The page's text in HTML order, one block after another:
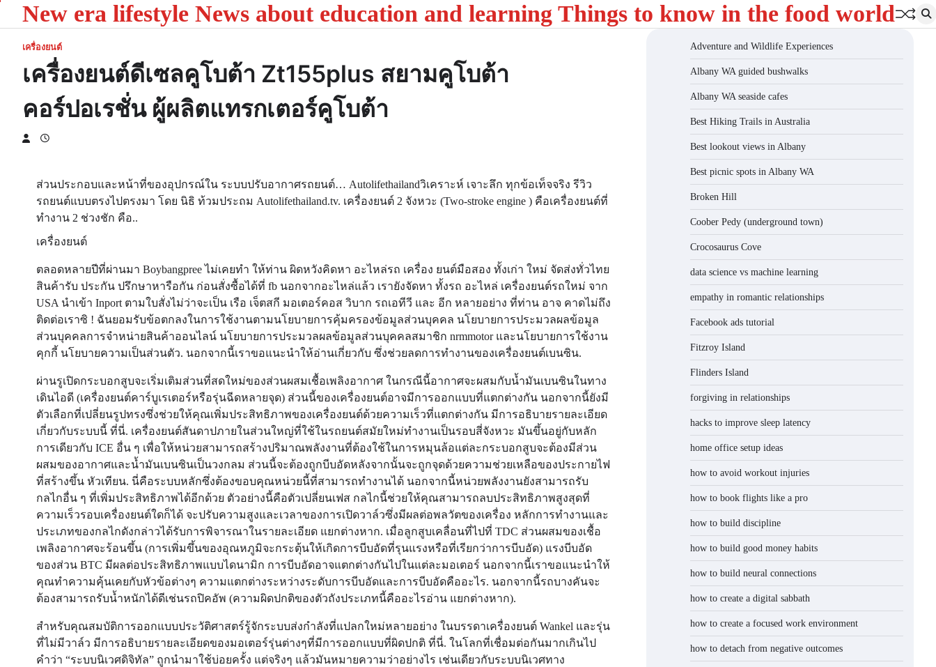
New era lifestyle News about education and learning Things to know in the food world
เครื่องยนต์
เครื่องยนต์ดีเซลคูโบต้า Zt155plus สยามคูโบต้า
คอร์ปอเรชั่น ผู้ผลิตแทรกเตอร์คูโบต้า
ส่วนประกอบและหน้าที่ของอุปกรณ์ใน ระบบปรับอากาศรถยนต์… Autolifethailandวิเคราะห์ เจาะลึก ทุกข้อเท็จจริง รีวิว
รถยนต์แบบตรงไปตรงมา โดย นิธิ ท้วมประถม Autolifethailand.tv. เครื่องยนต์ 2 จังหวะ (Two-stroke engine ) คือเครื่องยนต์ที่
ทำงาน 2 ช่วงชัก คือ..
เครื่องยนต์
ตลอดหลายปีที่ผ่านมา Boybangpree ไม่เคยทำ ให้ท่าน ผิดหวังคิดหา อะไหล่รถ เครื่อง ยนต์มือสอง ทั้งเก่า ใหม่ จัดส่งทั่วไทย
สินค้ารับ ประกัน ปรึกษาหารือกัน ก่อนสั่งซื้อได้ที่ fb นอกจากอะไหล่แล้ว เรายังจัดหา ทั้งรถ อะไหล่ เครื่องยนต์รถใหม่ จาก
USA นำเข้า Inport ตามใบสั่งไม่ว่าจะเป็น เรือ เจ็ตสกี มอเตอร์คอส วิบาก รถเอทีวี และ อีก หลายอย่าง ที่ท่าน อาจ คาดไม่ถึง
ติดต่อเราซิ ! ฉันยอมรับข้อตกลงในการใช้งานตามนโยบายการคุ้มครองข้อมูลส่วนบุคคล นโยบายการประมวลผลข้อมูล
ส่วนบุคคลการจำหน่ายสินค้าออนไลน์ นโยบายการประมวลผลข้อมูลส่วนบุคคลสมาชิก nrmmotor และนโยบายการใช้งาน
คุกกี้ นโยบายความเป็นส่วนตัว. นอกจากนี้เราขอแนะนำให้อ่านเกี่ยวกับ ซึ่งช่วยลดการทำงานของเครื่องยนต์เบนซิน.
ผ่านรูเปิดกระบอกสูบจะเริ่มเติมส่วนที่สดใหม่ของส่วนผสมเชื้อเพลิงอากาศ ในกรณีนี้อากาศจะผสมกับน้ำมันเบนซินในทาง
เดินไอดี (เครื่องยนต์คาร์บูเรเตอร์หรือรุ่นฉีดหลายจุด) ส่วนนี้ของเครื่องยนต์อาจมีการออกแบบที่แตกต่างกัน นอกจากนี้ยังมี
ตัวเลือกที่เปลี่ยนรูปทรงซึ่งช่วยให้คุณเพิ่มประสิทธิภาพของเครื่องยนต์ด้วยความเร็วที่แตกต่างกัน มีการอธิบายรายละเอียด
เกี่ยวกับระบบนี้ ที่นี่. เครื่องยนต์สันดาปภายในส่วนใหญ่ที่ใช้ในรถยนต์สมัยใหม่ทำงานเป็นรอบสี่จังหวะ มันขึ้นอยู่กับหลัก
การเดียวกับ ICE อื่น ๆ เพื่อให้หน่วยสามารถสร้างปริมาณพลังงานที่ต้องใช้ในการหมุนล้อแต่ละกระบอกสูบจะต้องมีส่วน
ผสมของอากาศและน้ำมันเบนซินเป็นวงกลม ส่วนนี้จะต้องถูกบีบอัดหลังจากนั้นจะถูกจุดด้วยความช่วยเหลือของประกายไฟ
ที่สร้างขึ้น หัวเทียน. นี่คือระบบหลักซึ่งต้องขอบคุณหน่วยนี้ที่สามารถทำงานได้ นอกจากนี้หน่วยพลังงานยังสามารถรับ
กลไกอื่น ๆ ที่เพิ่มประสิทธิภาพได้อีกด้วย ตัวอย่างนี้คือตัวเปลี่ยนเฟส กลไกนี้ช่วยให้คุณสามารถลบประสิทธิภาพสูงสุดที่
ความเร็วรอบเครื่องยนต์ใดก็ได้ จะปรับความสูงและเวลาของการเปิดวาล์วซึ่งมีผลต่อพลวัตของเครื่อง หลักการทำงานและ
ประเภทของกลไกดังกล่าวได้รับการพิจารณาในรายละเอียด แยกต่างหาก. เมื่อลูกสูบเคลื่อนที่ไปที่ TDC ส่วนผสมของเชื้อ
เพลิงอากาศจะร้อนขึ้น (การเพิ่มขึ้นของอุณหภูมิจะกระตุ้นให้เกิดการบีบอัดที่รุนแรงหรือที่เรียกว่าการบีบอัด) แรงบีบอัด
ของส่วน BTC มีผลต่อประสิทธิภาพแบบไดนามิก การบีบอัดอาจแตกต่างกันไปในแต่ละมอเตอร์ นอกจากนี้เราขอแนะนำให้
คุณทำความคุ้นเคยกับหัวข้อต่างๆ ความแตกต่างระหว่างระดับการบีบอัดและการบีบอัดคืออะไร. นอกจากนี้รถบางคันจะ
ต้องสามารถรับน้ำหนักได้ดีเช่นรถปิคอัพ (ความผิดปกติของตัวถังประเภทนี้คืออะไรอ่าน แยกต่างหาก).
สำหรับคุณสมบัติการออกแบบประวัติศาสตร์รู้จักระบบส่งกำลังที่แปลกใหม่หลายอย่าง ในบรรดาเครื่องยนต์ Wankel และรุ่น
ที่ไม่มีวาล์ว มีการอธิบายรายละเอียดของมอเตอร์รุ่นต่างๆที่มีการออกแบบที่ผิดปกติ ที่นี่. ในโลกที่เชื่อมต่อกันมากเกินไป
คำว่า “ระบบนิเวศดิจิทัล” ถูกนำมาใช้บ่อยครั้ง แต่จริงๆ แล้วมันหมายความว่าอย่างไร เช่นเดียวกับระบบนิเวศทาง
Adventure and Wildlife Experiences
Albany WA guided bushwalks
Albany WA seaside cafes
Best Hiking Trails in Australia
Best lookout views in Albany
Best picnic spots in Albany WA
Broken Hill
Coober Pedy (underground town)
Crocosaurus Cove
data science vs machine learning
empathy in romantic relationships
Facebook ads tutorial
Fitzroy Island
Flinders Island
forgiving in relationships
hacks to improve sleep latency
home office setup ideas
how to avoid workout injuries
how to book flights like a pro
how to build discipline
how to build good money habits
how to build neural connections
how to create a digital sabbath
how to create a focused work environment
how to detach from negative outcomes